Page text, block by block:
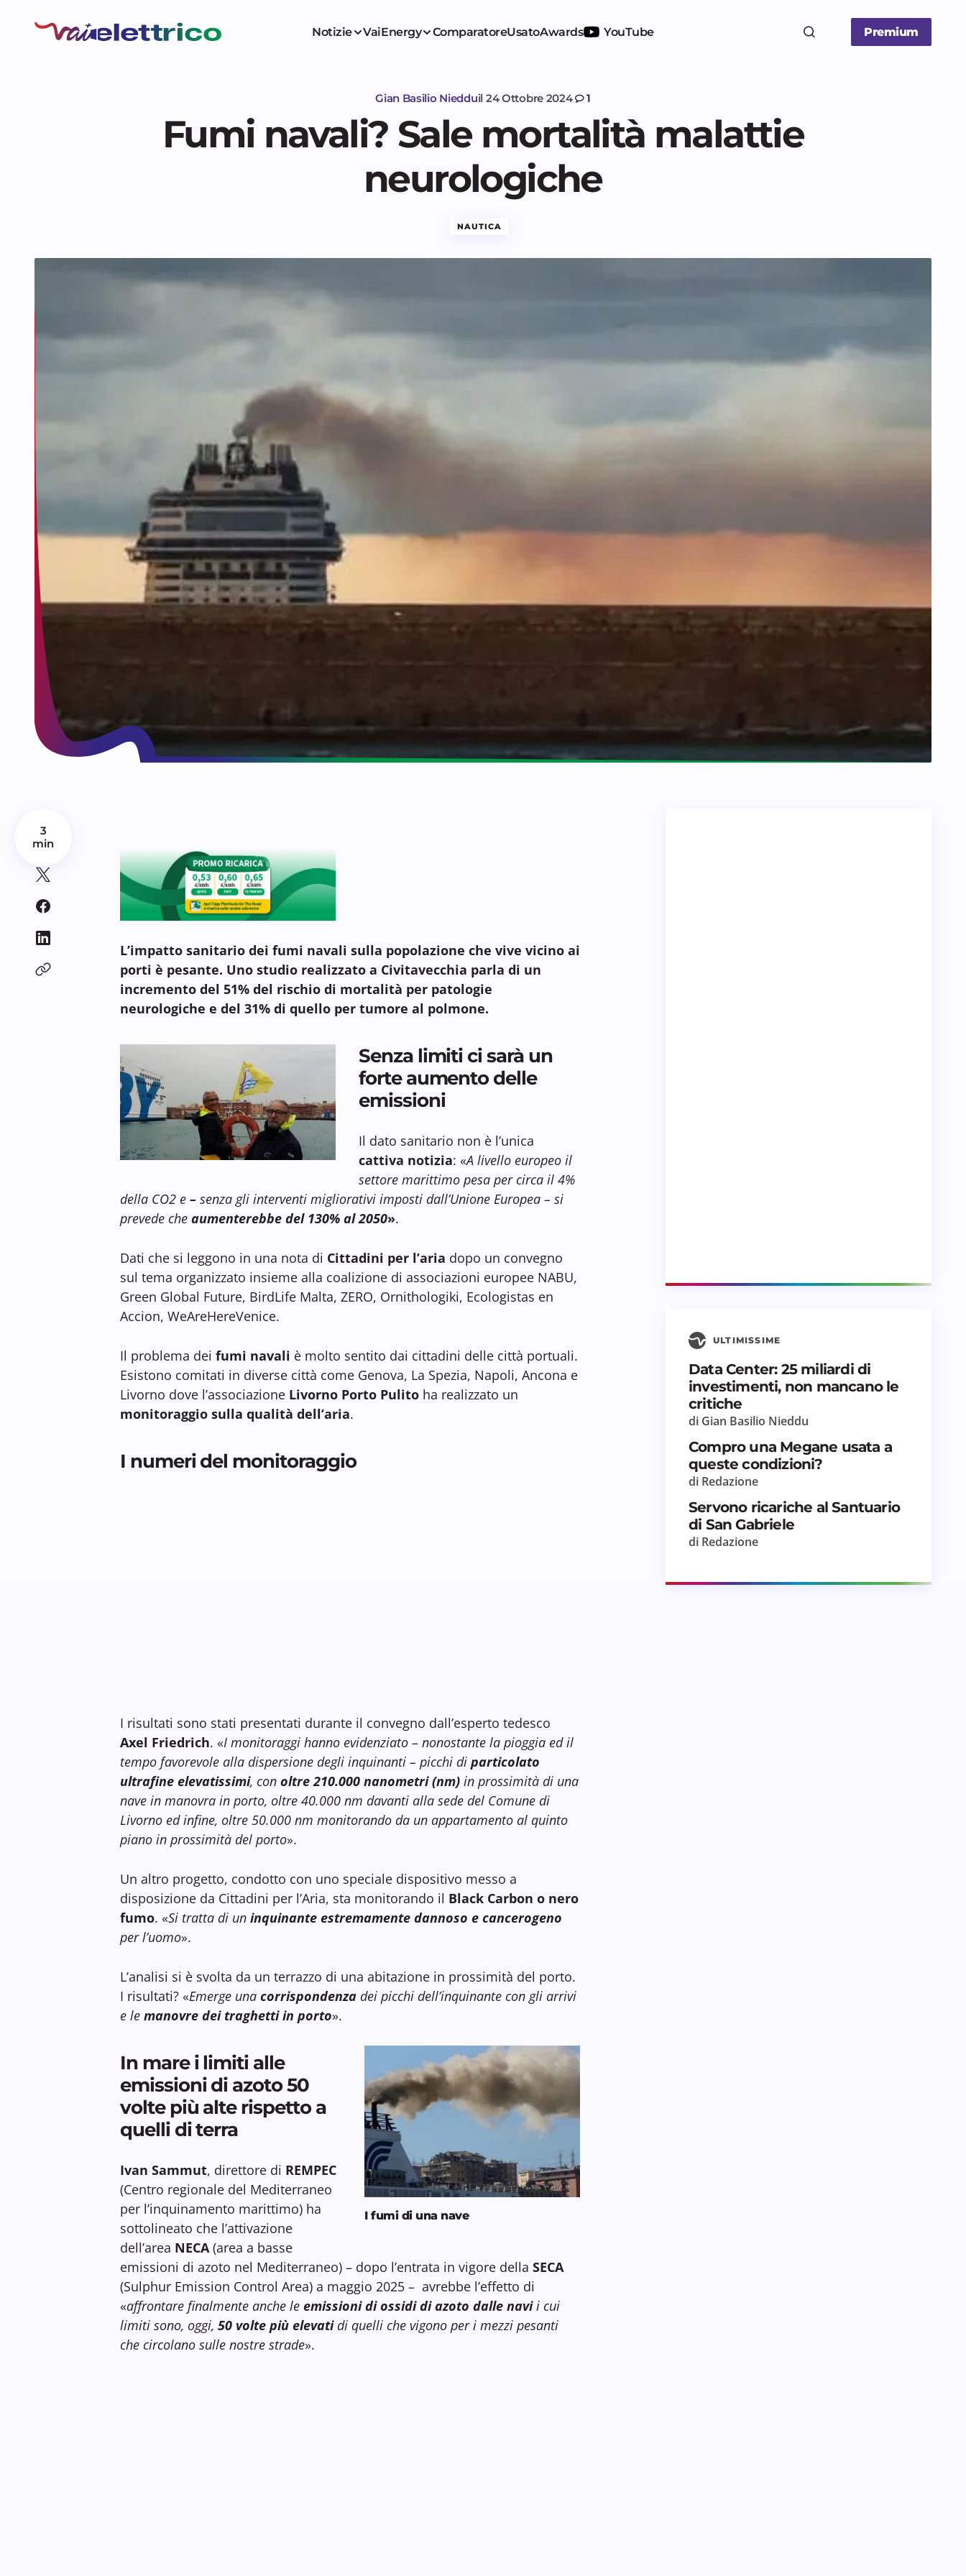
Notizie VaiEnergy ComparatoreUsatoAwards YouTube Premium
Gian Basilio Niedduil 24 Ottobre 2024 1
Fumi navali? Sale mortalità malattie
neurologiche
NAUTICA
3
min
L’impatto sanitario dei fumi navali sulla popolazione che vive vicino ai
porti è pesante. Uno studio realizzato a Civitavecchia parla di un
incremento del 51% del rischio di mortalità per patologie
neurologiche e del 31% di quello per tumore al polmone.
Senza limiti ci sarà un
forte aumento delle
emissioni
Il dato sanitario non è l’unica
cattiva notizia: «A livello europeo il
settore marittimo pesa per circa il 4%
della CO2 e – senza gli interventi migliorativi imposti dall’Unione Europea – si
prevede che aumenterebbe del 130% al 2050».
Dati che si leggono in una nota di Cittadini per l’aria dopo un convegno
sul tema organizzato insieme alla coalizione di associazioni europee NABU,
Green Global Future, BirdLife Malta, ZERO, Ornithologiki, Ecologistas en
Accion, WeAreHereVenice.
Il problema dei fumi navali è molto sentito dai cittadini delle città portuali.
Esistono comitati in diverse città come Genova, La Spezia, Napoli, Ancona e
Livorno dove l’associazione Livorno Porto Pulito ha realizzato un
monitoraggio sulla qualità dell’aria.
I numeri del monitoraggio
I risultati sono stati presentati durante il convegno dall’esperto tedesco
Axel Friedrich. «I monitoraggi hanno evidenziato – nonostante la pioggia ed il
tempo favorevole alla dispersione degli inquinanti – picchi di particolato
ultrafine elevatissimi, con oltre 210.000 nanometri (nm) in prossimità di una
nave in manovra in porto, oltre 40.000 nm davanti alla sede del Comune di
Livorno ed infine, oltre 50.000 nm monitorando da un appartamento al quinto
piano in prossimità del porto».
Un altro progetto, condotto con uno speciale dispositivo messo a
disposizione da Cittadini per l’Aria, sta monitorando il Black Carbon o nero
fumo. «Si tratta di un inquinante estremamente dannoso e cancerogeno
per l’uomo».
L’analisi si è svolta da un terrazzo di una abitazione in prossimità del porto.
I risultati? «Emerge una corrispondenza dei picchi dell’inquinante con gli arrivi
e le manovre dei traghetti in porto».
I fumi di una nave
In mare i limiti alle
emissioni di azoto 50
volte più alte rispetto a
quelli di terra
Ivan Sammut, direttore di REMPEC
(Centro regionale del Mediterraneo
per l’inquinamento marittimo) ha
sottolineato che l’attivazione
dell’area NECA (area a basse
emissioni di azoto nel Mediterraneo) – dopo l’entrata in vigore della SECA
(Sulphur Emission Control Area) a maggio 2025 – avrebbe l’effetto di
«affrontare finalmente anche le emissioni di ossidi di azoto dalle navii cui
limiti sono, oggi, 50 volte più elevatidi quelli che vigono per i mezzi pesanti
che circolano sulle nostre strade».
ULTIMISSIME
Data Center: 25 miliardi di
investimenti, non mancano le
critiche
di Gian Basilio Nieddu
Compro una Megane usata a
queste condizioni?
di Redazione
Servono ricariche al Santuario
di San Gabriele
di Redazione